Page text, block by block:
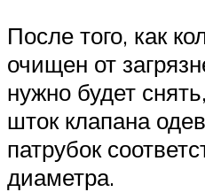
После того, как
очищен от
нужно будет
шток клапана
патрубок
диаметра.